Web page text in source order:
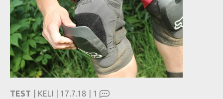
TEST | KELI | 17.7.18 | 1